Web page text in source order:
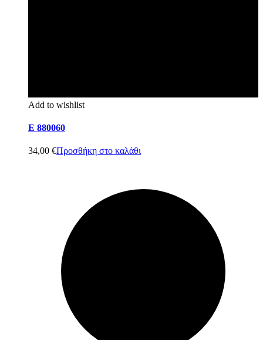
Add to wishlist
E 880060
34,00 €Προσθήκη στο καλάθι